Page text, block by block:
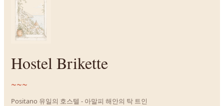
Hostel Brikette
~~~
Positano 유일의 호스텔 - 아말피 해안의 탁 트인